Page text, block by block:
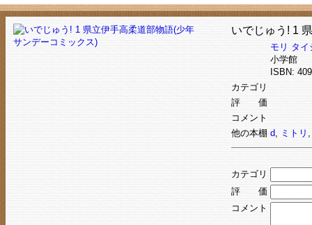
いでじゅう! 1
モリ タイ
小学館
ISBN:
カテゴリ
評 価
コメント
他の本棚 d, ミトリ
カテゴリ
評 価
コメント